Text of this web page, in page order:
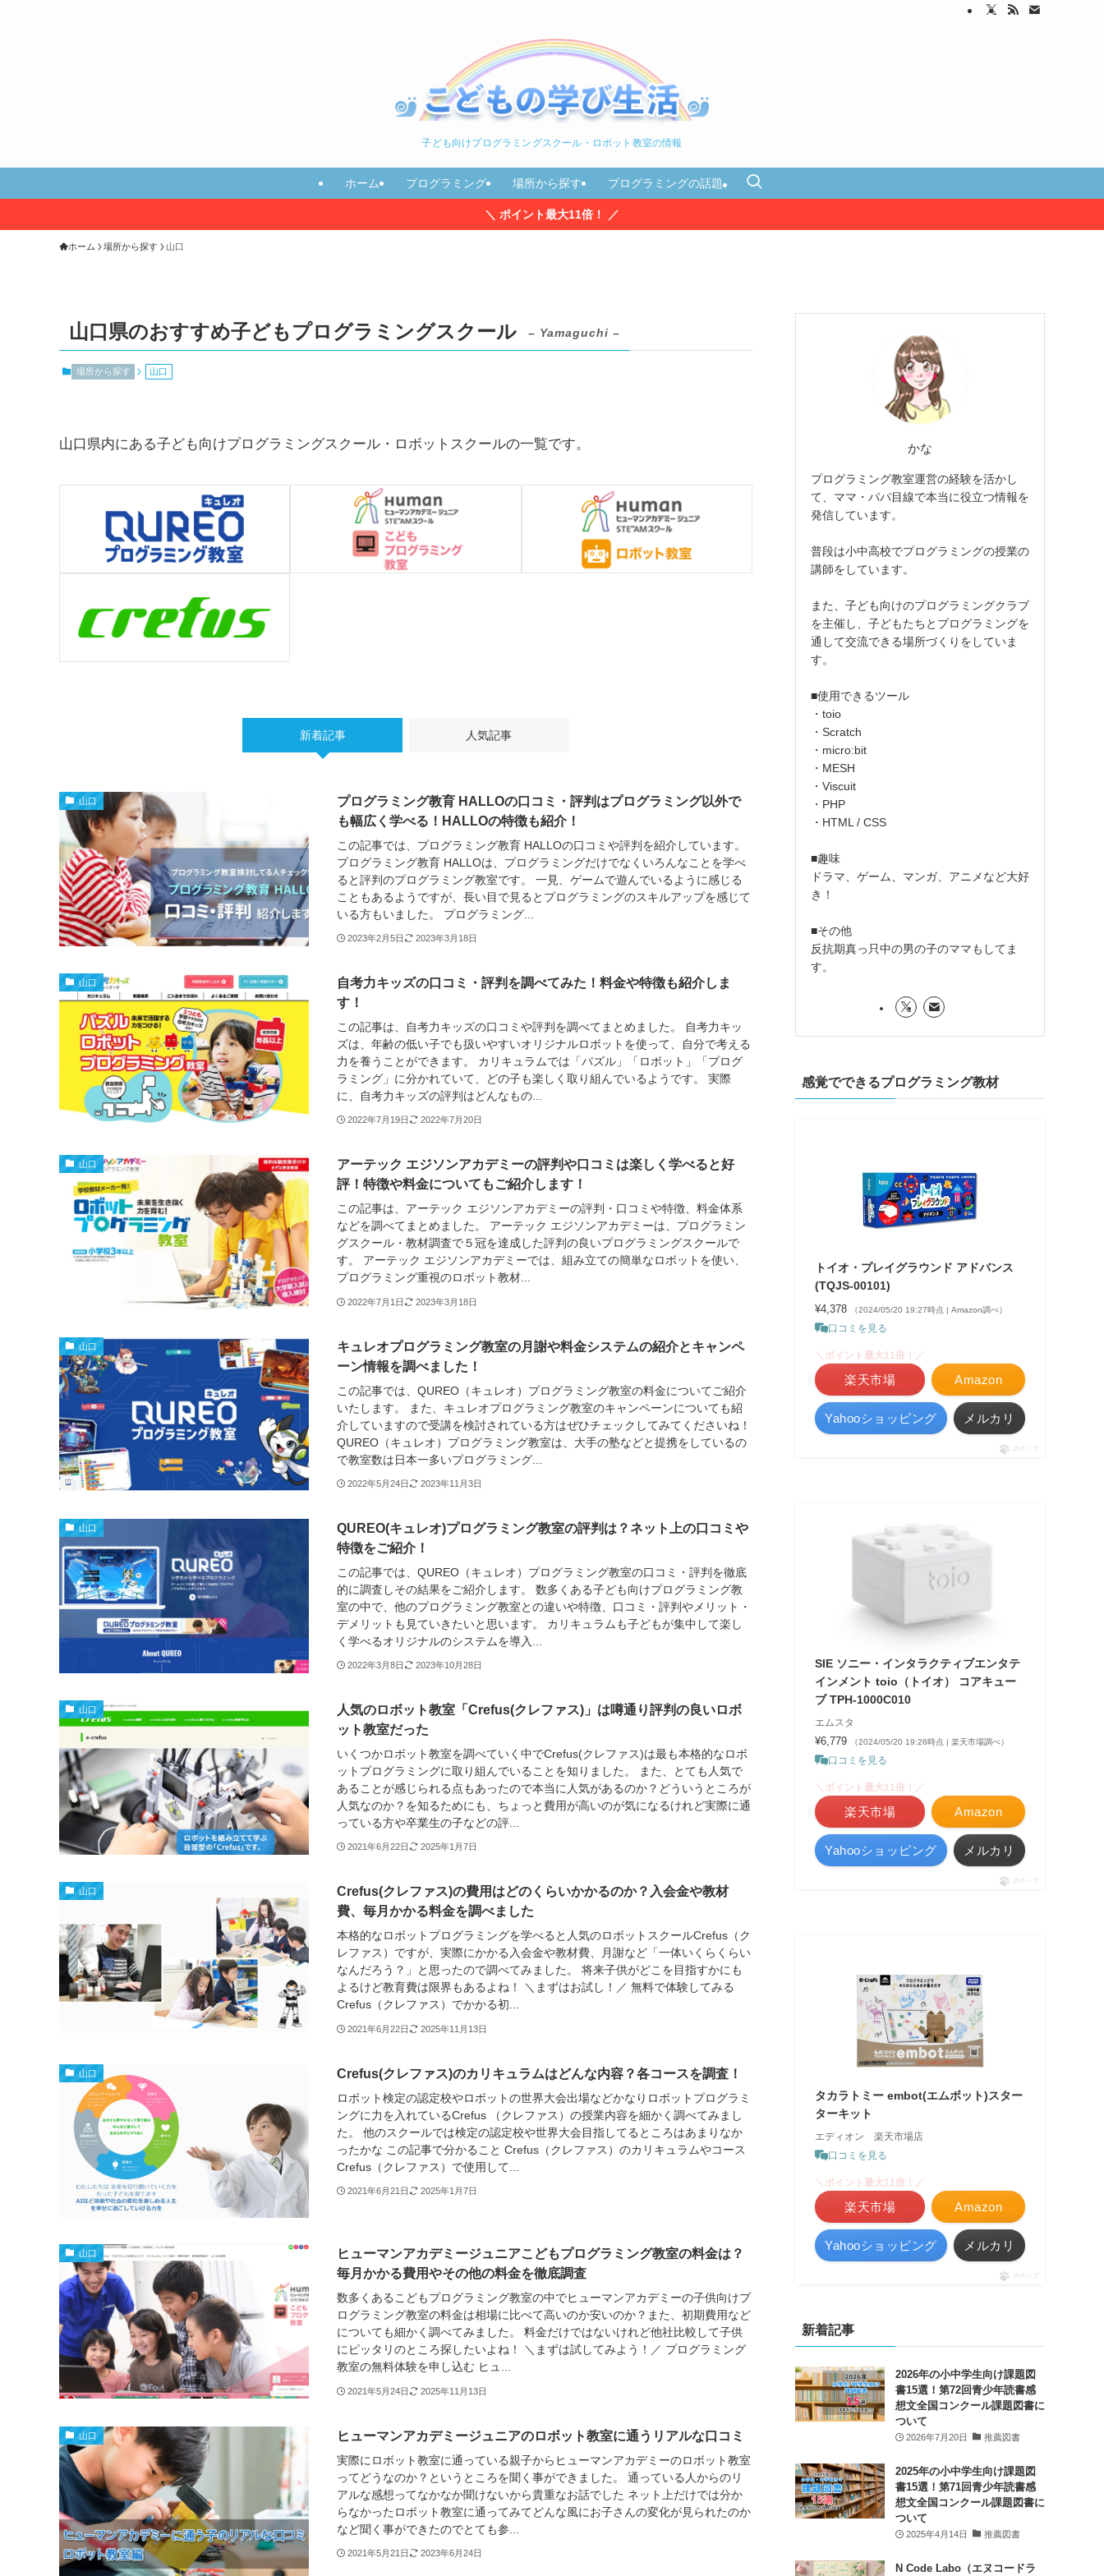
子ども向けプログラミングスクール・ロボット教室の情報
ホーム プログラミング 場所から探す プログラミングの話題
＼ ポイント最大11倍！ ／
ホーム 場所から探す 山口
山口県のおすすめ子どもプログラミングスクール – Yamaguchi –
場所から探す 山口
山口県内にある子ども向けプログラミングスクール・ロボットスクールの一覧です。
新着記事 人気記事
山口
プログラミング教育 HALLOの口コミ・評判はプログラミング以外で
も幅広く学べる！HALLOの特徴も紹介！
この記事では、プログラミング教育 HALLOの口コミや評判を紹介しています。
プログラミング教育 HALLOは、プログラミングだけでなくいろんなことを学べ
ると評判のプログラミング教室です。 一見、ゲームで遊んでいるように感じる
こともあるようですが、長い目で見るとプログラミングのスキルアップを感じて
いる方もいました。 プログラミング...
2023年2月5日 2023年3月18日
山口
自考力キッズの口コミ・評判を調べてみた！料金や特徴も紹介しま
す！
この記事は、自考力キッズの口コミや評判を調べてまとめました。 自考力キッ
ズは、年齢の低い子でも扱いやすいオリジナルロボットを使って、自分で考える
力を養うことができます。 カリキュラムでは「パズル」「ロボット」「プログ
ラミング」に分かれていて、どの子も楽しく取り組んでいるようです。 実際
に、自考力キッズの評判はどんなもの...
2022年7月19日 2022年7月20日
山口
アーテック エジソンアカデミーの評判や口コミは楽しく学べると好
評！特徴や料金についてもご紹介します！
この記事は、アーテック エジソンアカデミーの評判・口コミや特徴、料金体系
などを調べてまとめました。 アーテック エジソンアカデミーは、プログラミン
グスクール・教材調査で５冠を達成した評判の良いプログラミングスクールで
す。 アーテック エジソンアカデミーでは、組み立ての簡単なロボットを使い、
プログラミング重視のロボット教材...
2022年7月1日 2023年3月18日
山口
キュレオプログラミング教室の月謝や料金システムの紹介とキャンペ
ーン情報を調べました！
この記事では、QUREO（キュレオ）プログラミング教室の料金についてご紹介
いたします。 また、キュレオプログラミング教室のキャンペーンについても紹
介していますので受講を検討されている方はぜひチェックしてみてくださいね！
QUREO（キュレオ）プログラミング教室は、大手の塾などと提携をしているの
で教室数は日本一多いプログラミング...
2022年5月24日 2023年11月3日
山口
QUREO(キュレオ)プログラミング教室の評判は？ネット上の口コミや
特徴をご紹介！
この記事では、QUREO（キュレオ）プログラミング教室の口コミ・評判を徹底
的に調査しその結果をご紹介します。 数多くある子ども向けプログラミング教
室の中で、他のプログラミング教室との違いや特徴、口コミ・評判やメリット・
デメリットも見ていきたいと思います。 カリキュラムも子どもが集中して楽し
く学べるオリジナルのシステムを導入...
2022年3月8日 2023年10月28日
山口
人気のロボット教室「Crefus(クレファス)」は噂通り評判の良いロボ
ット教室だった
いくつかロボット教室を調べていく中でCrefus(クレファス)は最も本格的なロボ
ットプログラミングに取り組んでいることを知りました。 また、とても人気で
あることが感じられる点もあったので本当に人気があるのか？どういうところが
人気なのか？を知るためにも、ちょっと費用が高いのが気になるけれど実際に通
っている方や卒業生の子などの評...
2021年6月22日 2025年1月7日
山口
Crefus(クレファス)の費用はどのくらいかかるのか？入会金や教材
費、毎月かかる料金を調べました
本格的なロボットプログラミングを学べると人気のロボットスクールCrefus（ク
レファス）ですが、実際にかかる入会金や教材費、月謝など「一体いくらくらい
なんだろう？」と思ったので調べてみました。 将来子供がどこを目指すかにも
よるけど教育費は限界もあるよね！ ＼まずはお試し！／ 無料で体験してみる
Crefus（クレファス）でかかる初...
2021年6月22日 2025年11月13日
山口 Crefus(クレファス)のカリキュラムはどんな内容？各コースを調査！
ロボット検定の認定校やロボットの世界大会出場などかなりロボットプログラミ
ングに力を入れているCrefus （クレファス）の授業内容を細かく調べてみまし
た。 他のスクールでは検定の認定校や世界大会目指してるところはあまりなか
ったかな この記事で分かること Crefus（クレファス）のカリキュラムやコース
Crefus（クレファス）で使用して...
2021年6月21日 2025年1月7日
山口
ヒューマンアカデミージュニアこどもプログラミング教室の料金は？
毎月かかる費用やその他の料金を徹底調査
数多くあるこどもプログラミング教室の中でヒューマンアカデミーの子供向けプ
ログラミング教室の料金は相場に比べて高いのか安いのか？また、初期費用など
についても細かく調べてみました。 料金だけではないけれど他社比較して子供
にピッタリのところ探したいよね！ ＼まずは試してみよう！／ プログラミング
教室の無料体験を申し込む ヒュ...
2021年5月24日 2025年11月13日
山口 ヒューマンアカデミージュニアのロボット教室に通うリアルな口コミ
実際にロボット教室に通っている親子からヒューマンアカデミーのロボット教室
ってどうなのか？というところを聞く事ができました。 通っている人からのリ
アルな感想ってなかなか聞けないから貴重なお話でした ネット上だけでは分か
らなかったロボット教室に通ってみてどんな風にお子さんの変化が見られたのか
など聞く事ができたのでとても参...
2021年5月21日 2023年6月24日
かな
プログラミング教室運営の経験を活かし
て、ママ・パパ目線で本当に役立つ情報を
発信しています。
普段は小中高校でプログラミングの授業の
講師をしています。
また、子ども向けのプログラミングクラブ
を主催し、子どもたちとプログラミングを
通して交流できる場所づくりをしていま
す。
■使用できるツール
・toio
・Scratch
・micro:bit
・MESH
・Viscuit
・PHP
・HTML / CSS
■趣味
ドラマ、ゲーム、マンガ、アニメなど大好
き！
■その他
反抗期真っ只中の男の子のママもしてま
す。
感覚でできるプログラミング教材
トイオ・プレイグラウンド アドバンス
(TQJS-00101)
¥4,378 （2024/05/20 19:27時点 | Amazon調べ）
口コミを見る
Amazon
＼ポイント最大11倍！／
楽天市場
Yahooショッピング メルカリ
ポチップ
SIE ソニー・インタラクティブエンタテ
インメント toio（トイオ） コアキュー
ブ TPH-1000C010
エムスタ
¥6,779 （2024/05/20 19:26時点 | 楽天市場調べ）
口コミを見る
Amazon
＼ポイント最大11倍！／
楽天市場
Yahooショッピング メルカリ
ポチップ
タカラトミー embot(エムボット)スター
ターキット
エディオン 楽天市場店
口コミを見る
Amazon
＼ポイント最大11倍！／
楽天市場
Yahooショッピング メルカリ
ポチップ
新着記事
2026年の小中学生向け課題図
書15選！第72回青少年読書感
想文全国コンクール課題図書に
ついて
2026年7月20日 推薦図書
2025年の小中学生向け課題図
書15選！第71回青少年読書感
想文全国コンクール課題図書に
ついて
2025年4月14日 推薦図書
N Code Labo（エヌコードラ